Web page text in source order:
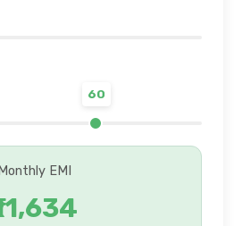
60
Monthly EMI